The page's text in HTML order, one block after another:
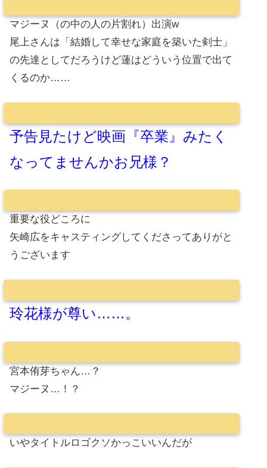
マジーヌ（の中の人の片割れ）出演w
尾上さんは「結婚して幸せな家庭を築いた剣士」
の先達としてだろうけど蓮はどういう位置で出て
くるのか……
予告見たけど映画『卒業』みたく
なってませんかお兄様？
重要な役どころに
矢崎広をキャスティングしてくださってありがと
うございます
玲花様が尊い……。
宮本侑芽ちゃん…？
マジーヌ…！？
いやタイトルロゴクソかっこいいんだが